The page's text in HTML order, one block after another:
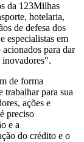
da 123Milhas
hotelaria,
de defesa dos
especialistas em
para dar
inovadores".
de forma
trabalhar para sua
ações e
preciso
e a
do crédito e o